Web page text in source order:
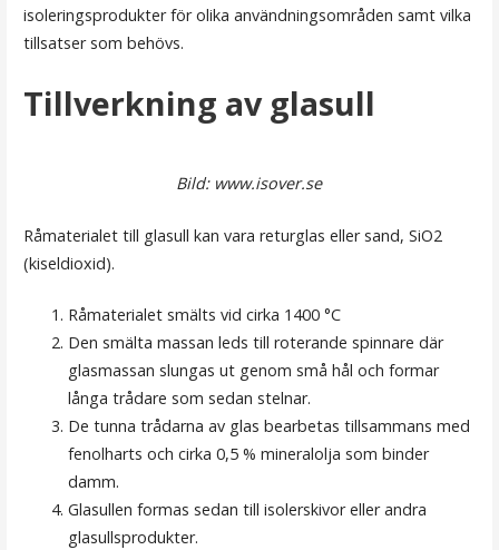
isoleringsprodukter för olika användningsområden samt vilka
tillsatser som behövs.
Tillverkning av glasull
Bild: www.isover.se
Råmaterialet till glasull kan vara returglas eller sand, SiO2
(kiseldioxid).
Råmaterialet smälts vid cirka 1400 °C
Den smälta massan leds till roterande spinnare där
glasmassan slungas ut genom små hål och formar
långa trådare som sedan stelnar.
De tunna trådarna av glas bearbetas tillsammans med
fenolharts och cirka 0,5 % mineralolja som binder
damm.
Glasullen formas sedan till isolerskivor eller andra
glasullsprodukter.